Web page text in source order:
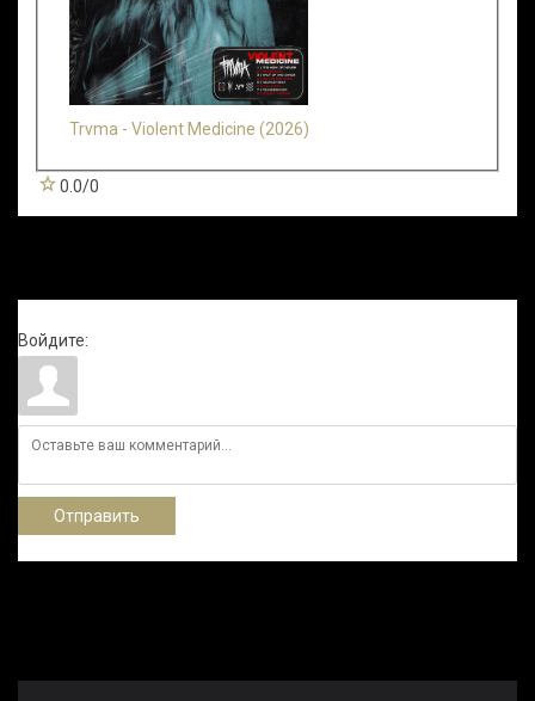
Trvma - Violent Medicine (2026)
0.0/0
Войдите:
Отправить